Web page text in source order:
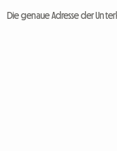
Die genaue Adresse der